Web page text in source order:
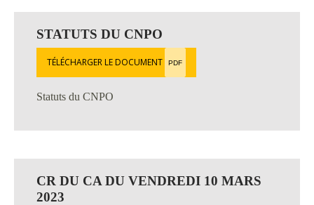
STATUTS DU CNPO
TÉLÉCHARGER LE DOCUMENT PDF
Statuts du CNPO
CR DU CA DU VENDREDI 10 MARS
2023